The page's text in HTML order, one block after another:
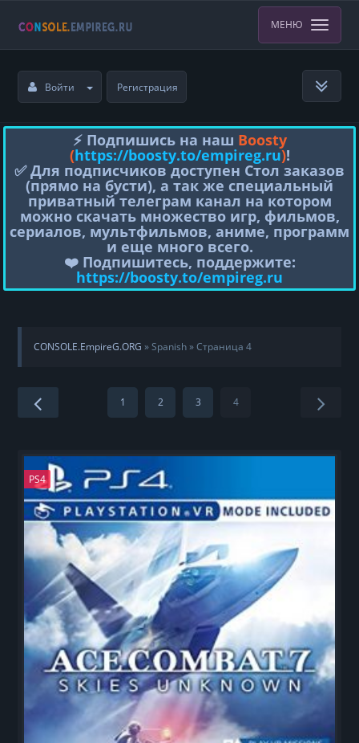
МЕНЮ
Войти Регистрация
⚡️ Подпишись на наш Boosty
(https://boosty.to/empireg.ru)!
✅ Для подписчиков доступен Стол заказов
(прямо на бусти), а так же специальный
приватный телеграм канал на котором
можно скачать множество игр, фильмов,
сериалов, мультфильмов, аниме, программ
и еще много всего.
❤️ Подпишитесь, поддержите:
https://boosty.to/empireg.ru
CONSOLE.EmpireG.ORG » Spanish » Страница 4
1 2 3 4
PS4